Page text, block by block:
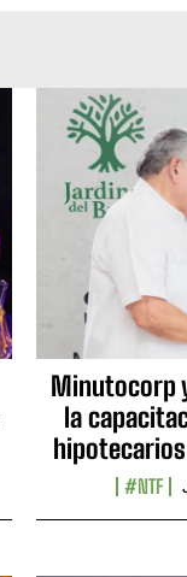
Minutocorp
la
#NTF